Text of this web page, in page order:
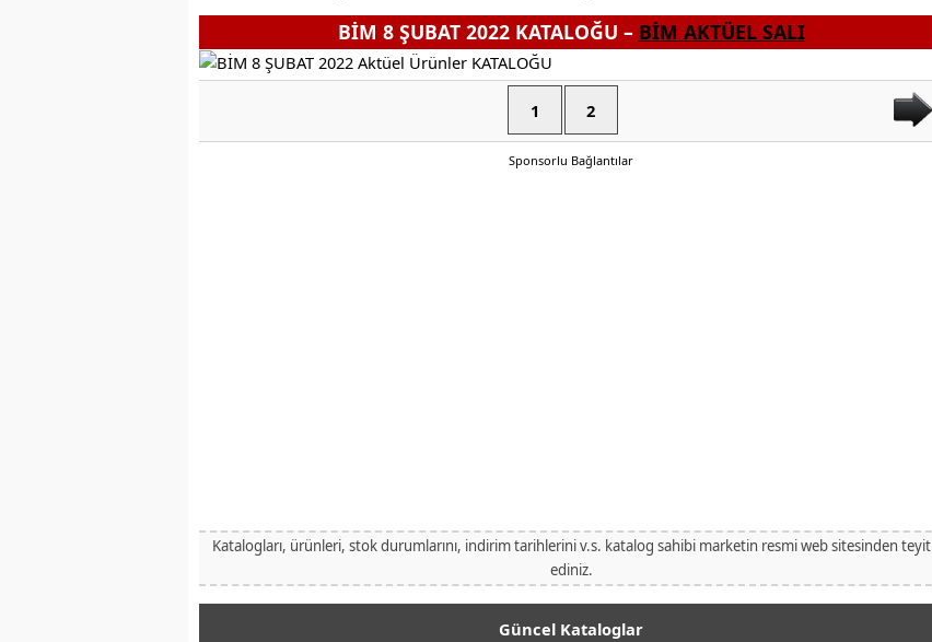
BİM 8 ŞUBAT 2022 KATALOĞU – BİM AKTÜEL SALI
1 2
Sponsorlu Bağlantılar
Katalogları, ürünleri, stok durumlarını, indirim tarihlerini v.s. katalog sahibi marketin resmi web sitesinden teyit
ediniz.
Güncel Kataloglar